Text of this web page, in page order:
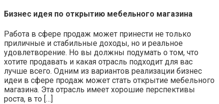
Бизнес идея по открытию мебельного магазина
Работа в сфере продаж может принести не только
приличные и стабильные доходы, но и реальное
удовлетворение. Но вы должны подумать о том, что
хотите продавать и какая отрасль подходит для вас
лучше всего. Одним из вариантов реализации бизнес
идеи в сфере продаж может стать открытие мебельного
магазина. Эта отрасль имеет хорошие перспективы
роста, в то […]